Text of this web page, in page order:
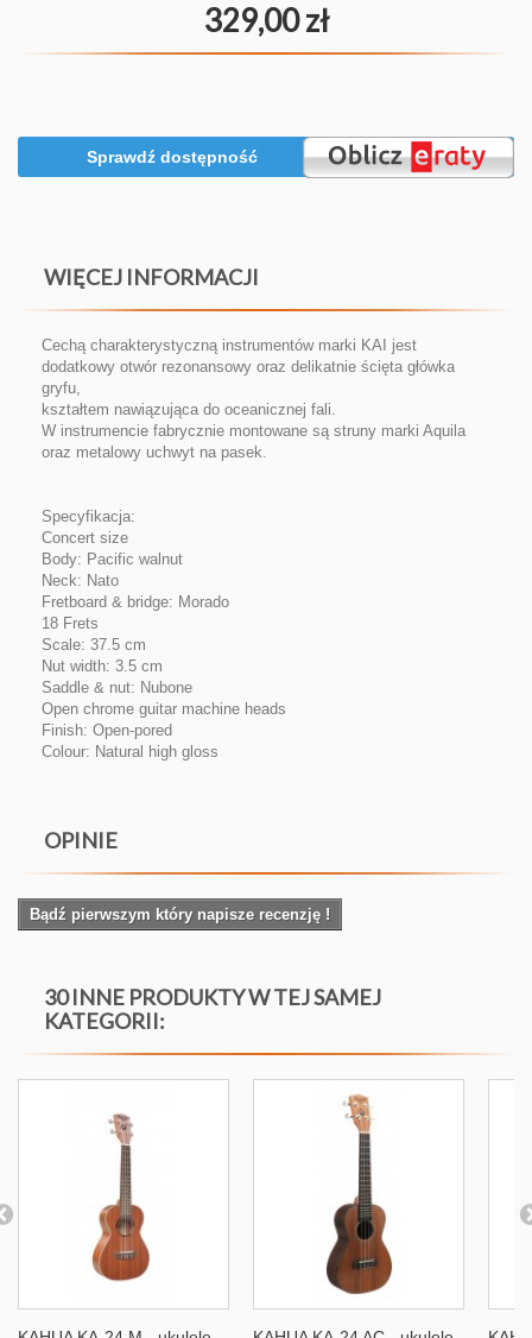
329,00 zł
Sprawdź dostępność
WIĘCEJ INFORMACJI
Cechą charakterystyczną instrumentów marki KAI jest
dodatkowy otwór rezonansowy oraz delikatnie ścięta główka
gryfu,
kształtem nawiązująca do oceanicznej fali.
W instrumencie fabrycznie montowane są struny marki Aquila
oraz metalowy uchwyt na pasek.
Specyfikacja:
Concert size
Body: Pacific walnut
Neck: Nato
Fretboard & bridge: Morado
18 Frets
Scale: 37.5 cm
Nut width: 3.5 cm
Saddle & nut: Nubone
Open chrome guitar machine heads
Finish: Open-pored
Colour: Natural high gloss
OPINIE
Bądź pierwszym który napisze recenzję !
30 INNE PRODUKTY W TEJ SAMEJ
KATEGORII: